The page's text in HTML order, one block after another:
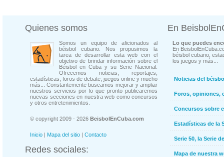
Quienes somos
Somos un equipo de aficionados al
béisbol cubano. Nos propusimos la
tarea de desarrollar esta web con el
objetivo de brindar información sobre el
Béisbol en Cuba y su Serie Nacional.
Ofrecemos noticias, reportajes,
estadísticas, foros de debate, juegos online y mucho
más... Constantemente buscamos mejorar y ampliar
nuestros servicios por lo que pronto publicaremos
nuevas secciones en nuestra web como concursos
y otros entretenimientos.
© copyright 2009 - 2026 BeisbolEnCuba.com
Inicio | Mapa del sitio | Contacto
Redes sociales:
En
Lo que puedes
En
béisbol cubano,
los juegos y más...
Noticias del
Foros, opiniones,
Concursos sobre
Estadísticas de la
Serie 50, la Serie
Mapa de nuestra